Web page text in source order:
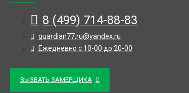
8 (499) 714-88-83
guardian77.ru@yandex.ru
Ежедневно с 10-00 до 20-00
ВЫЗВАТЬ ЗАМЕРЩИКА